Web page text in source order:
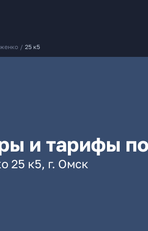
/ 25 к5
и тарифы
25 к5, г. Омск